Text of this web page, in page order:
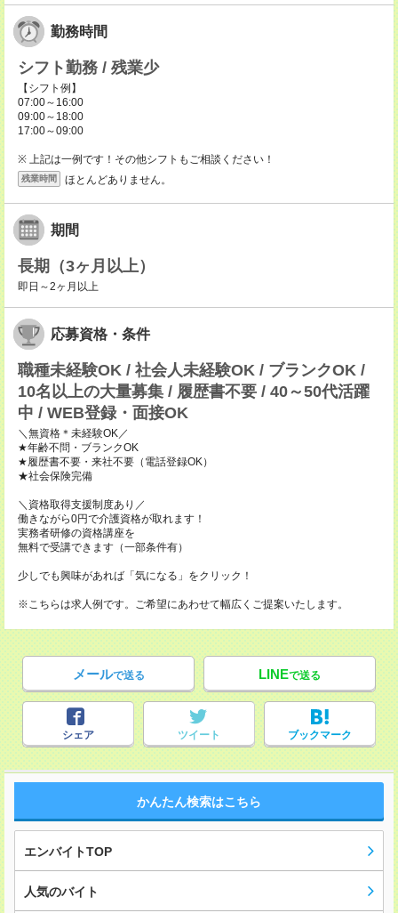
勤務時間
シフト勤務 / 残業少
【シフト例】
07:00～16:00
09:00～18:00
17:00～09:00
※ 上記は一例です！その他シフトもご相談ください！
残業時間 ほとんどありません。
期間
長期（3ヶ月以上）
即日～2ヶ月以上
応募資格・条件
職種未経験OK / 社会人未経験OK / ブランクOK /
10名以上の大量募集 / 履歴書不要 / 40～50代活躍
中 / WEB登録・面接OK
＼無資格＊未経験OK／
★年齢不問・ブランクOK
★履歴書不要・来社不要（電話登録OK）
★社会保険完備
＼資格取得支援制度あり／
働きながら0円で介護資格が取れます！
実務者研修の資格講座を
無料で受講できます（一部条件有）
少しでも興味があれば「気になる」をクリック！
※こちらは求人例です。ご希望にあわせて幅広くご提案いたします。
メールで送る LINEで送る
シェア ツイート ブックマーク
かんたん検索はこちら
エンバイトTOP
人気のバイト